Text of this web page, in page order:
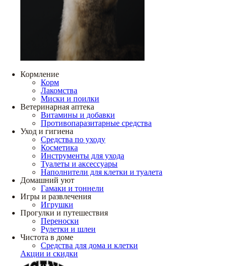
Кормление
Корм
Лакомства
Миски и поилки
Ветеринарная аптека
Витамины и добавки
Противопаразитарные средства
Уход и гигиена
Средства по уходу
Косметика
Инструменты для ухода
Туалеты и аксессуары
Наполнители для клетки и туалета
Домашний уют
Гамаки и тоннели
Игры и развлечения
Игрушки
Прогулки и путешествия
Переноски
Рулетки и шлеи
Чистота в доме
Средства для дома и клетки
Акции и скидки